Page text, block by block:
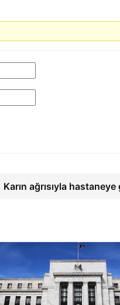
Karın ağrısıyla